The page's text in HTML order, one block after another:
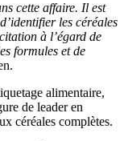
cette affaire. Il est
les céréales
à l’égard de
formules et de
alimentaire,
de leader en
céréales complètes.